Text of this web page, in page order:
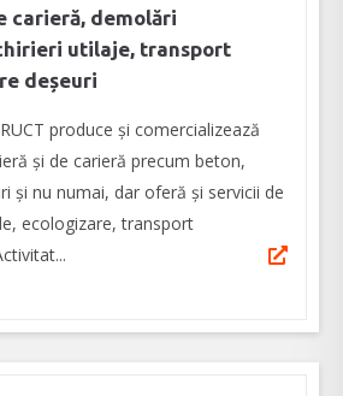
carieră, demolări
utilaje, transport
deșeuri
produce și comercializează
și de carieră precum beton,
şi nu numai, dar oferă şi servicii de
ecologizare, transport